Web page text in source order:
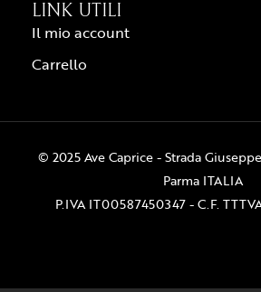
LINK UTILI
Il mio account
Carrello
© 2025 Ave Caprice - Strada
Parma ITALIA
P.IVA IT00587450347 - C.F.